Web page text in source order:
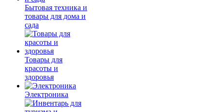
Бытовая техника и
товары для дома и
сада
Товары для
красоты и
здоровья
Электроника